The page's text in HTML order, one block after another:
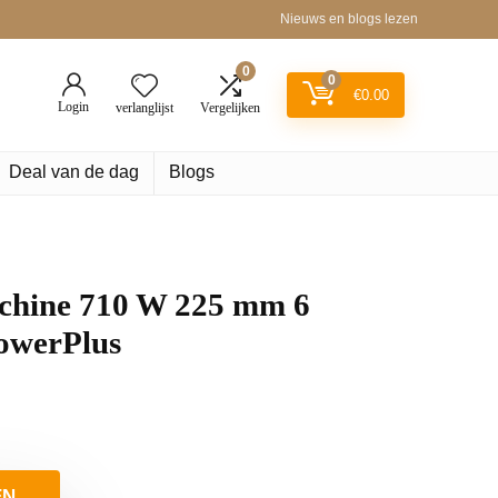
Nieuws en blogs lezen
Login verlanglijst
0
Vergelijken
0
€0.00
Deal van de dag Blogs
710 W 225 mm 6